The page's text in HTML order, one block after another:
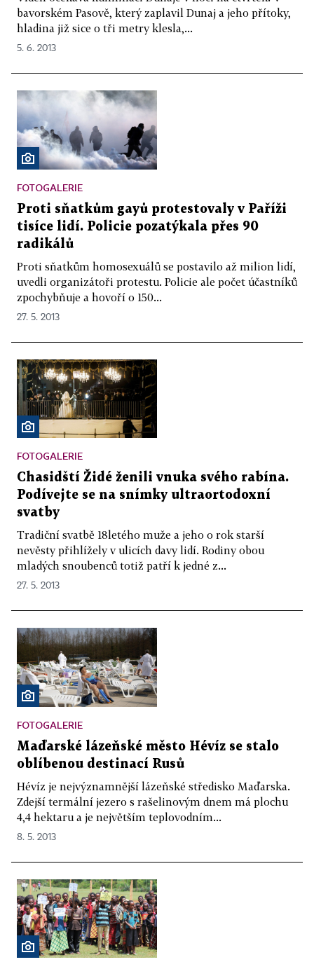
bavorském Pasově, který zaplavil Dunaj a jeho přítoky,
hladina již sice o tři metry klesla,...
5. 6. 2013
FOTOGALERIE
Proti sňatkům gayů protestovaly v Paříži
tisíce lidí. Policie pozatýkala přes 90
radikálů
Proti sňatkům homosexuálů se postavilo až milion lidí,
uvedli organizátoři protestu. Policie ale počet účastníků
zpochybňuje a hovoří o 150...
27. 5. 2013
FOTOGALERIE
Chasidští Židé ženili vnuka svého rabína.
Podívejte se na snímky ultraortodoxní
svatby
Tradiční svatbě 18letého muže a jeho o rok starší
nevěsty přihlížely v ulicích davy lidí. Rodiny obou
mladých snoubenců totiž patří k jedné z...
27. 5. 2013
FOTOGALERIE
Maďarské lázeňské město Hévíz se stalo
oblíbenou destinací Rusů
Hévíz je nejvýznamnější lázeňské středisko Maďarska.
Zdejší termální jezero s rašelinovým dnem má plochu
4,4 hektaru a je největším teplovodním...
8. 5. 2013